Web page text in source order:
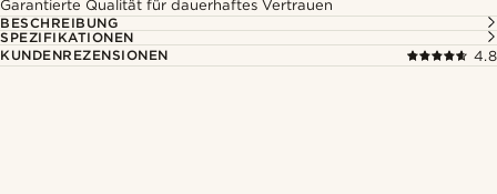
Garantierte Qualität für dauerhaftes Vertrauen
BESCHREIBUNG
SPEZIFIKATIONEN
KUNDENREZENSIONEN
4.8